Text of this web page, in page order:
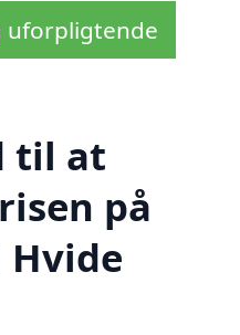
uforpligtende
til at
på